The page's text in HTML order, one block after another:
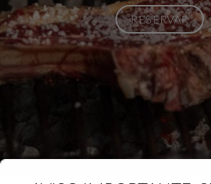
RESERVAR